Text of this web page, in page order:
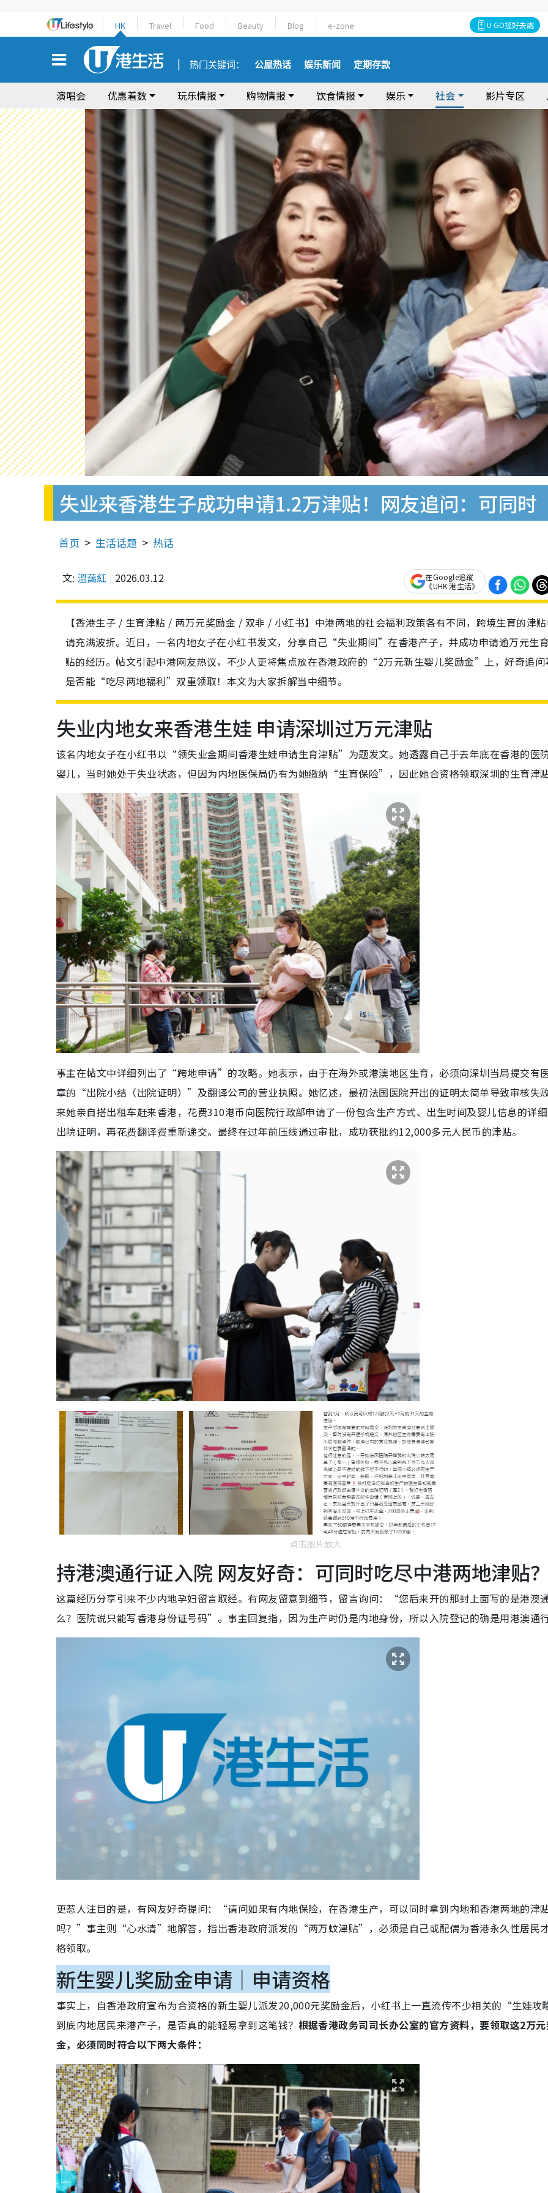
HK Travel Food Beauty Blog e-zone U GO搵好去處
热门关键词： 公屋热话 娱乐新闻 定期存款
演唱会 优惠着数 玩乐情报 购物情报 饮食情报 娱乐 社会 影片专区
失业来香港生子成功申请1.2万津贴！网友追问：可同
首页 生活话题 热话
文: 溫藹紅 2026.03.12
在Google追蹤
《UHK 港生活》
【香港生子 / 生育津贴 / 两万元奖励金 / 双非 / 小红书】中港两地的社会福利政策各有不同，跨境生育的津
请充满波折。近日，一名内地女子在小红书发文，分享自己“失业期间”在香港产子，并成功申请逾万元生
贴的经历。帖文引起中港网友热议，不少人更将焦点放在香港政府的“2万元新生婴儿奖励金”上，好奇追问
是否能“吃尽两地福利”双重领取！本文为大家拆解当中细节。
失业内地女来香港生娃 申请深圳过万元津贴
该名内地女子在小红书以“领失业金期间香港生娃申请生育津贴”为题发文。她透露自己于去年底在香港的医
婴儿，当时她处于失业状态，但因为内地医保局仍有为她缴纳“生育保险”，因此她合资格领取深圳的生育津
事主在帖文中详细列出了“跨地申请”的攻略。她表示，由于在海外或港澳地区生育，必须向深圳当局提交有
章的“出院小结（出院证明）”及翻译公司的营业执照。她忆述，最初法国医院开出的证明太简单导致审核失
来她亲自搭出租车赶来香港，花费310港币向医院行政部申请了一份包含生产方式、出生时间及婴儿信息的详
出院证明，再花费翻译费重新递交。最终在过年前压线通过审批，成功获批约12,000多元人民币的津贴。
点击图片放大
持港澳通行证入院 网友好奇：可同时吃尽中港两地津贴
这篇经历分享引来不少内地孕妇留言取经。有网友留意到细节，留言询问：“您后来开的那封上面写的是港澳
么？医院说只能写香港身份证号码”。事主回复指，因为生产时仍是内地身份，所以入院登记的确是用港澳通
更惹人注目的是，有网友好奇提问：“请问如果有内地保险，在香港生产，可以同时拿到内地和香港两地的津
吗？”事主则“心水清”地解答，指出香港政府派发的“两万蚊津贴”，必须是自己或配偶为香港永久性居民
格领取。
新生婴儿奖励金申请｜申请资格
事实上，自香港政府宣布为合资格的新生婴儿派发20,000元奖励金后，小红书上一直流传不少相关的“生娃
到底内地居民来港产子，是否真的能轻易拿到这笔钱？ 根据香港政务司司长办公室的官方资料，要领取这2万
金，必须同时符合以下两大条件：